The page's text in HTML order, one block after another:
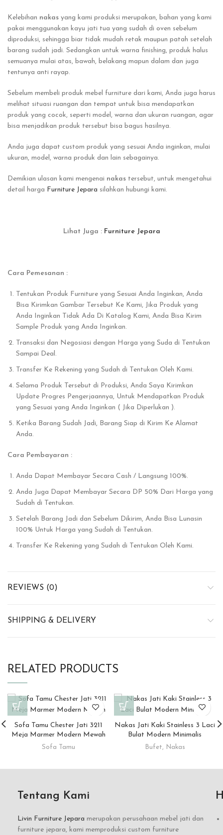
Kelebihan nakas yang kami produksi merupakan, bahan yang kami
pakai menggunakan kayu jati tua yang sudah di oven sebelum
diproduksi, sehingga biar tidak mudah retak maupun patah setelah
barang sudah jadi. Sedangkan untuk warna finishing, produk halus
semuanya mulai atas, bawah, belakang mapun dalam dan juga
tentunya anti rayap.
Sebelum membeli produk mebel furniture dari kami, Anda juga harus
melihat situasi ruangan dan tempat untuk bisa mendapatkan
produk yang cocok, seperti model, warna dan ukuran ruangan, agar
bisa menjadikan produk tersebut bisa bagus hasilnya.
Anda juga dapat custom produk yang sesuai Anda inginkan, mulai
ukuran, model, warna produk dan lain sebagainya.
Demikian ulasan kami mengenai nakas tersebut, untuk mengetahui
detail harga Furniture Jepara silahkan hubungi kami.
Lihat Juga : Furniture Jepara
Cara Pemesanan :
Tentukan Produk Furniture yang Sesuai Anda Inginkan, Anda
Bisa Kirimkan Gambar Tersebut Ke Kami, Jika Produk yang
Anda Inginkan Tidak Ada Di Katalog Kami, Anda Bisa Kirim
Sample Produk yang Anda Inginkan.
Transaksi dan Negosiasi dengan Harga yang Suda di Tentukan
Sampai Deal.
Transfer Ke Rekening yang Sudah di Tentukan Oleh Kami.
Selama Produk Tersebut di Produksi, Anda Saya Kirimkan
Update Progres Pengerjaannya, Untuk Mendapatkan Produk
yang Sesuai yang Anda Inginkan ( Jika Diperlukan ).
Ketika Barang Sudah Jadi, Barang Siap di Kirim Ke Alamat
Anda.
Cara Pembayaran :
Anda Dapat Membayar Secara Cash / Langsung 100%.
Anda Juga Dapat Membayar Secara DP 50% Dari Harga yang
Sudah di Tentukan.
Setelah Barang Jadi dan Sebelum Dikirim, Anda Bisa Lunasin
100% Untuk Harga yang Sudah di Tentukan.
Transfer Ke Rekening yang Sudah di Tentukan Oleh Kami.
REVIEWS (0)
SHIPPING & DELIVERY
RELATED PRODUCTS
Sofa Tamu Chester Jati 3211
Meja Marmer Modern Mewah
Sofa Tamu
Nakas Jati Kaki Stainless 3 Laci
Bulat Modern Minimalis
Bufet, Nakas
Tentang Kami
Livin Furniture Jepara merupakan perusahaan mebel jati dan
furniture jepara, kami memproduksi custom furniture